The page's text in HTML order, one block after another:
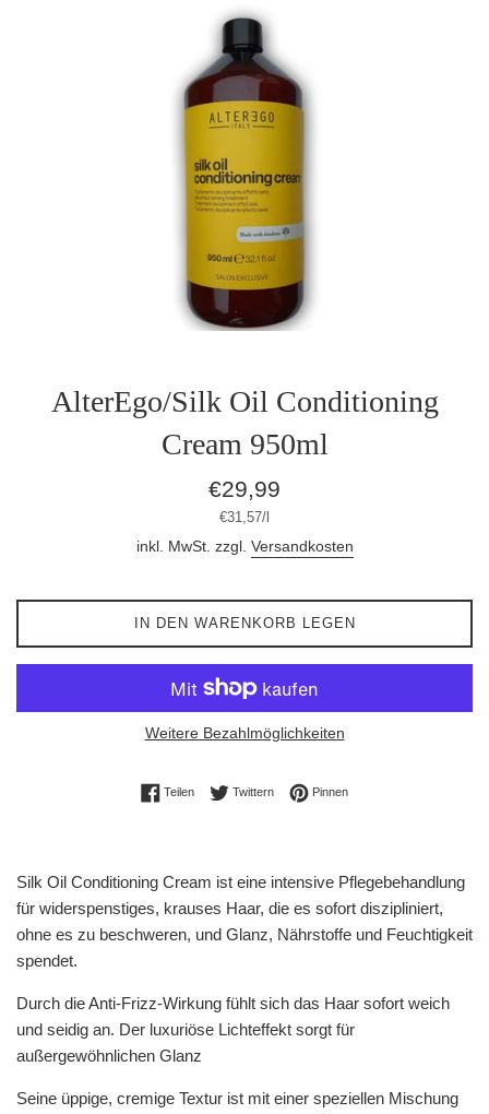
AlterEgo/Silk Oil Conditioning
Cream 950ml
Normaler
Preis
€29,99
Stückpreis
€31,57/pro
inkl. MwSt. zzgl. Versandkosten
IN DEN WARENKORB LEGEN
Weitere Bezahlmöglichkeiten
TeilenAuf Facebook teilen
TwitternAuf Twitter twittern
PinnenAuf Pinterest pinnen
Silk Oil Conditioning Cream ist eine intensive Pflegebehandlung
für widerspenstiges, krauses Haar, die es sofort diszipliniert,
ohne es zu beschweren, und Glanz, Nährstoffe und Feuchtigkeit
spendet.
Durch die Anti-Frizz-Wirkung fühlt sich das Haar sofort weich
und seidig an. Der luxuriöse Lichteffekt sorgt für
außergewöhnlichen Glanz
Seine üppige, cremige Textur ist mit einer speziellen Mischung